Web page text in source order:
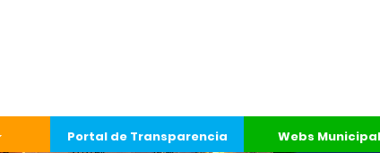
Portal de Transparencia Webs